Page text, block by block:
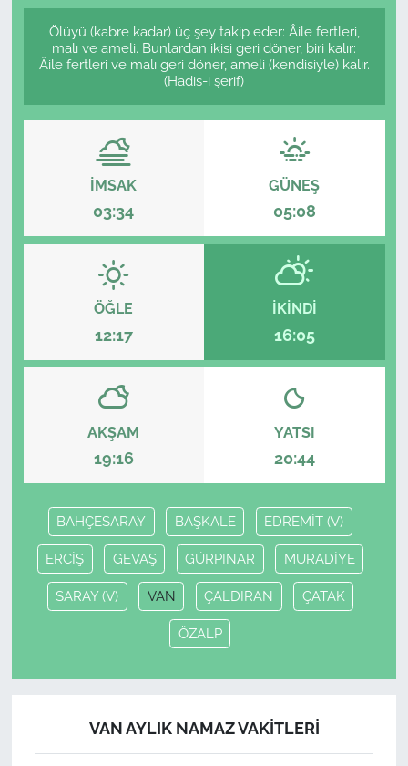
Ölüyü (kabre kadar) üç şey takip eder: Âile fertleri,
malı ve ameli. Bunlardan ikisi geri döner, biri kalır:
Âile fertleri ve malı geri döner, ameli (kendisiyle) kalır.
(Hadis-i şerif)
İMSAK
03:34
GÜNEŞ
05:08
ÖĞLE
12:17
İKINDI
16:05
AKŞAM
19:16
YATSI
20:44
BAHÇESARAY BAŞKALE EDREMİT (V)
ERCİŞ GEVAŞ GÜRPINAR MURADİYE
SARAY (V) VAN ÇALDIRAN ÇATAK
ÖZALP
VAN AYLIK NAMAZ VAKITLERI